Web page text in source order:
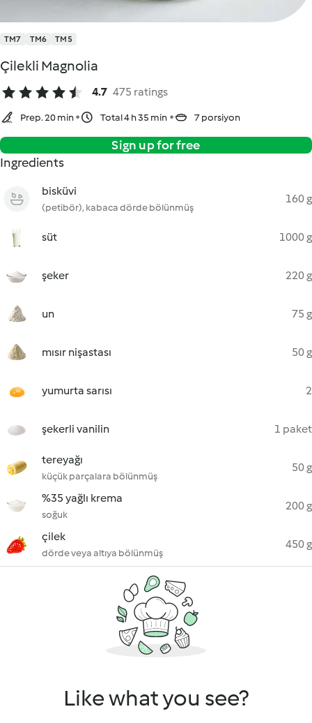
TM7 TM6 TM5
Çilekli Magnolia
4.7 475 ratings
Prep. 20 min Total 4 h 35 min 7 porsiyon
Sign up for free
Ingredients
bisküvi
(petibör), kabaca dörde bölünmüş
160 g
süt 1000 g
şeker 220 g
un 75 g
mısır nişastası 50 g
yumurta sarısı 2
şekerli vanilin 1 paket
tereyağı
küçük parçalara bölünmüş
50 g
%35 yağlı krema
soğuk
200 g
çilek
dörde veya altıya bölünmüş
450 g
Like what you see?